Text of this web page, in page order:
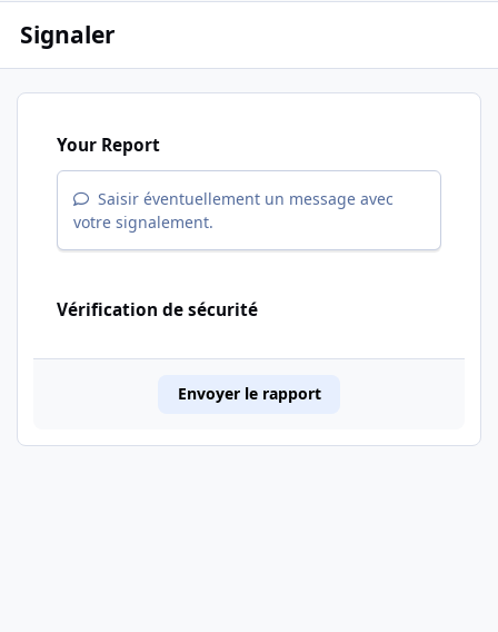
Signaler
Your Report
Saisir éventuellement un message avec
votre signalement.
Vérification de sécurité
Envoyer le rapport